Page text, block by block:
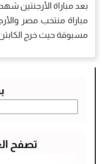
بعد مباراة الأرجنتين
مباراة منتخب مصر
مسبوقة حيث خرج
عن:
تصفح